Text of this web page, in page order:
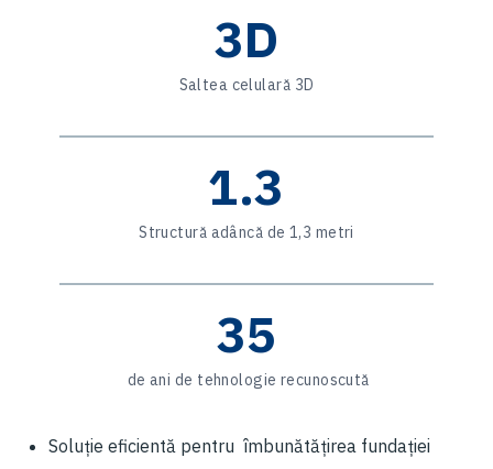
3D
Saltea celulară 3D
1.3
Structură adâncă de 1,3 metri
35
de ani de tehnologie recunoscută
Soluție eficientă pentru îmbunătățirea fundației